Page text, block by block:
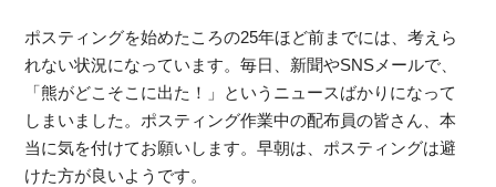
ポスティングを始めたころの25年ほど前までには、考えら
れない状況になっています。毎日、新聞やSNSメールで、
「熊がどこそこに出た！」というニュースばかりになって
しまいました。ポスティング作業中の配布員の皆さん、本
当に気を付けてお願いします。早朝は、ポスティングは避
けた方が良いようです。